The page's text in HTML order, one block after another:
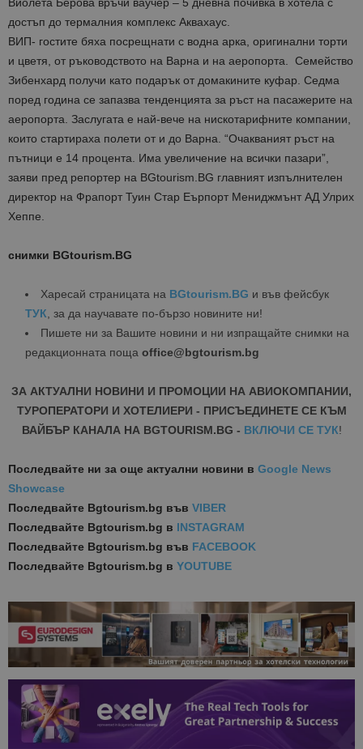
Виолета Берова връчи ваучер – 5 дневна почивка в хотела с
достъп до термалния комплекс Аквахаус.
ВИП- гостите бяха посрещнати с водна арка, оригинални торти
и цветя, от ръководството на Варна и на аеропорта. Семейство
Зибенхард получи като подарък от домакините куфар. Седма
поред година се запазва тенденцията за ръст на пасажерите на
аеропорта. Заслугата е най-вече на нискотарифните компании,
които стартираха полети от и до Варна. “Очакваният ръст на
пътници е 14 процента. Има увеличение на всички пазари”,
заяви пред репортер на BGtourism.BG главният изпълнителен
директор на Фрапорт Туин Стар Еърпорт Мениджмънт АД Улрих
Хеппе.
снимки BGtourism.BG
Харесай страницата на BGtourism.BG и във фейсбук
ТУК, за да научавате по-бързо новините ни!
Пишете ни за Вашите новини и ни изпращайте снимки на
редакционната поща office@bgtourism.bg
ЗА АКТУАЛНИ НОВИНИ И ПРОМОЦИИ НА АВИОКОМПАНИИ,
ТУРОПЕРАТОРИ И ХОТЕЛИЕРИ - ПРИСЪЕДИНЕТЕ СЕ КЪМ
ВАЙБЪР КАНАЛА НА BGTOURISM.BG - ВКЛЮЧИ СЕ ТУК!
Последвайте ни за още актуални новини в Google News
Showcase
Последвайте Bgtourism.bg във VIBER
Последвайте Bgtourism.bg в INSTAGRAM
Последвайте Bgtourism.bg във FACEBOOK
Последвайте Bgtourism.bg в YOUTUBE